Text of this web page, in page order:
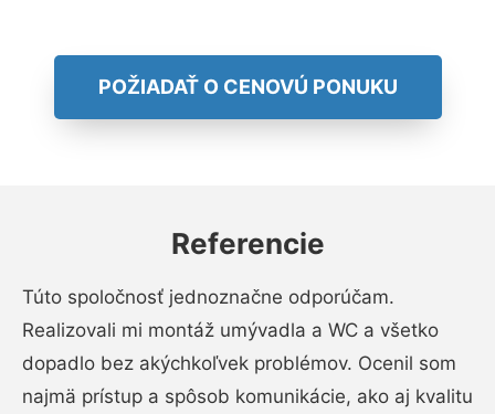
POŽIADAŤ O CENOVÚ PONUKU
Referencie
Túto spoločnosť jednoznačne odporúčam.
Realizovali mi montáž umývadla a WC a všetko
dopadlo bez akýchkoľvek problémov. Ocenil som
najmä prístup a spôsob komunikácie, ako aj kvalitu